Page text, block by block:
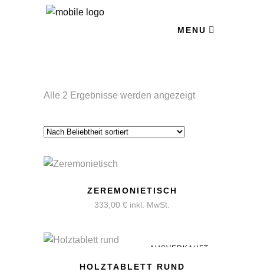
MENU
Alle 2 Ergebnisse werden angezeigtNach
ZEREMONIETISCH
333,00 € inkl. MwSt.
AUSVERKAUFT
HOLZTABLETT RUND